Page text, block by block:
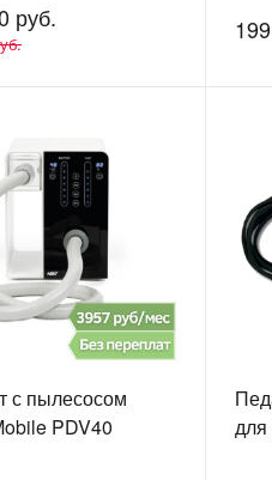
руб.
с пылесосом
PDV40
для